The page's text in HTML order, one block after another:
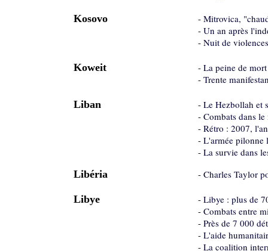
Kosovo - Mitrovica,
- Un an après
- Nuit de
Koweit - La peine de
- Trente
Liban - Le Hezbollah et
- Combats dans
- Rétro : 2007,
- L'armée pilonne
- La survie dans
Libéria
- Charles Taylor
Libye - Libye : plus de
- Combats entre
- Près de 7 000
- L'aide
- La coalition